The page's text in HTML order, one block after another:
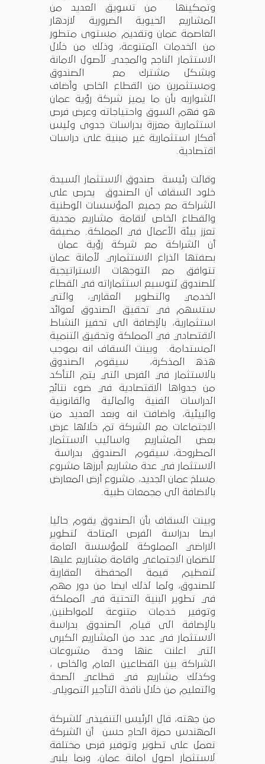
وتمكينها من تسويق العديد من
المشاريع الحيوية الضرورية لازدهار
العاصمة عمان وتقديم مستوى متطور
من الخدمات المتنوعة، وذلك من خلال
الاستثمار الناجح والمجدي لأصول الامانة
وبشكل مشترك مع الصندوق
ومستثمرين من القطاع الخاص وأضاف
الشواربه بأن ما يميز شركة رؤية عمان
هو فهم السوق واحتياجاته وعرض فرص
استثمارية معززة بدراسات جدوى وليس
أفكار استثمارية غير مبنية على دراسات
اقتصادية.
وقالت رئيسة صندوق الاستثمار السيدة
خلود السقاف أن الصندوق يحرص على
الشراكة مع جميع المؤسسات الوطنية
والقطاع الخاص لاقامة مشاريع مجدية
تعزز بيئة الأعمال في المملكة. مضيفة
أن الشراكة مع شركة رؤية عمان
بصفتها الذراع الاستثماري لأمانة عمان
تتوافق مع التوجهات الاستراتيجية
للصندوق لتوسيع استثماراته في القطاع
الخدمي والتطوير العقاري، والتي
ستسهم في تحقيق الصندوق لعوائد
استثمارية، بالإضافة الى تحفيز النشاط
الاقتصادي في المملكة وتحقيق التنمية
المستدامة. وبينت السقاف انه بموجب
هذه المذكرة، سيقوم الصندوق
بالاستثمار في الفرص التي يتم التأكد
من جدواها الاقتصادية في ضوء نتائج
الدراسات الفنية والمالية والقانونية
والبيئية، واضافت انه وبعد العديد من
الاجتماعات مع الشركة تم خلالها عرض
بعض المشاريع واساليب الاستثمار
المطروحة، سيقوم الصندوق بدراسة
الاستثمار في عدة مشاريع أبرزها مشروع
مسلخ عمان الجديد، مشروع أرض المعارض
بالاضافة الى مجمعات طبية.
وبينت السقاف بأن الصندوق يقوم حاليا
ايضا بدراسة الفرص المتاحة لتطوير
الاراضي المملوكة للمؤسسة العامة
للضمان الاجتماعي واقامة مشاريع عليها
لتعظيم قيمة المحفظة العقارية
للصندوق، ولما لذلك ايضا من دور مهم
في تطوير البنية التحتية في المملكة
وتوفير خدمات متنوعة للمواطنين,
بالإضافة الى قيام الصندوق بدراسة
الاستثمار في عدد من المشاريع الكبرى
التي اعلنت عنها وحدة مشروعات
الشراكة بين القطاعين العام والخاص ،
وكذلك مشاريع في قطاعي الصحة
والتعليم من خلال نافذة التأجير التمويلي.
من جهته، قال الرئيس التنفيذي للشركة
المهندس حمزة الحاج حسن أن الشركة
تعمل على تطوير وتوفير فرص مختلفة
لاستثمار اصول امانة عمان، وبما يلبي